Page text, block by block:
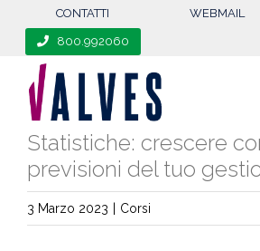
CONTATTI WEBMAIL
800.992060
Statistiche: crescere
previsioni del tuo
3 Marzo 2023 Corsi